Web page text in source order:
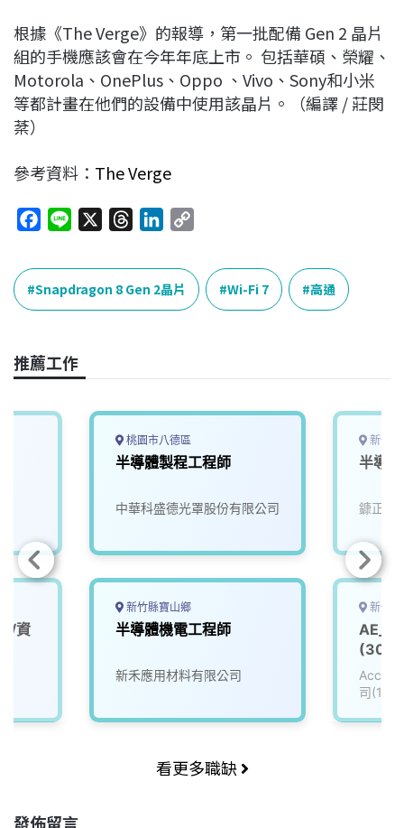
根據《The Verge》的報導，第一批配備 Gen 2 晶片
組的手機應該會在今年年底上市。 包括華碩、榮耀、
Motorola、OnePlus、Oppo 、Vivo、Sony和小米
等都計畫在他們的設備中使用該晶片。（編譯 / 莊閔
棻）
參考資料： The Verge
c
e
b
o
k
n
e
r
e
a
n
k
e
n
y
k
Snapdragon 8 Gen 2晶片 Wi-Fi 7 高通
推薦工作
/資
桃園市八德區
半導體製程工程師
中華科盛德光罩股份有限公司
新竹縣寶山鄉
半導體機電工程師
新禾應用材料有限公司
新竹
半導
鏮正實
新竹
AE_
司
看更多職缺
發佈留言